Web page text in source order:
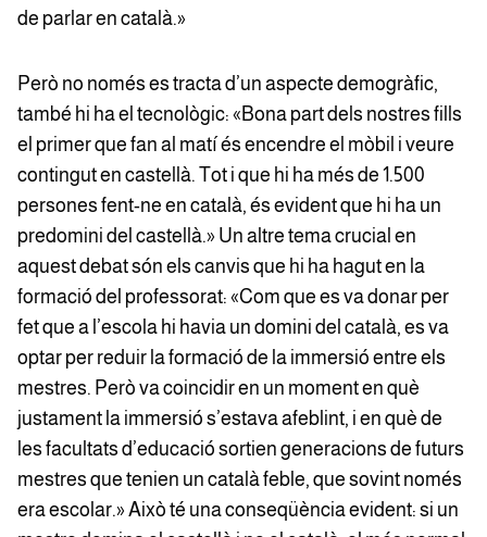
de parlar en català.»
Però no només es tracta d’un aspecte demogràfic,
també hi ha el tecnològic: «Bona part dels nostres fills
el primer que fan al matí és encendre el mòbil i veure
contingut en castellà. Tot i que hi ha més de 1.500
persones fent-ne en català, és evident que hi ha un
predomini del castellà.» Un altre tema crucial en
aquest debat són els canvis que hi ha hagut en la
formació del professorat: «Com que es va donar per
fet que a l’escola hi havia un domini del català, es va
optar per reduir la formació de la immersió entre els
mestres. Però va coincidir en un moment en què
justament la immersió s’estava afeblint, i en què de
les facultats d’educació sortien generacions de futurs
mestres que tenien un català feble, que sovint només
era escolar.» Això té una conseqüència evident: si un